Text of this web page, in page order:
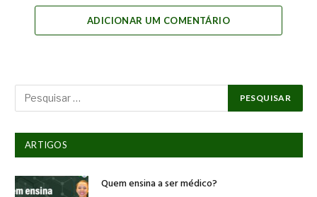
ADICIONAR UM COMENTÁRIO
ARTIGOS
Quem ensina a ser médico?